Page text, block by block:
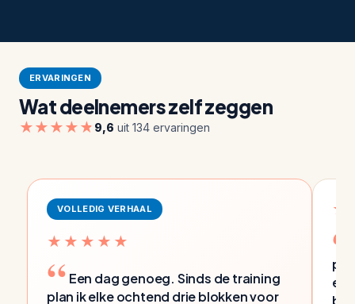
ERVARINGEN
Wat deelnemers zelf zeggen
★★★★★ 9,6 uit 134 ervaringen
VOLLEDIG VERHAAL
★★★★★
Een dag genoeg. Sinds de training
plan ik elke ochtend drie blokken voor